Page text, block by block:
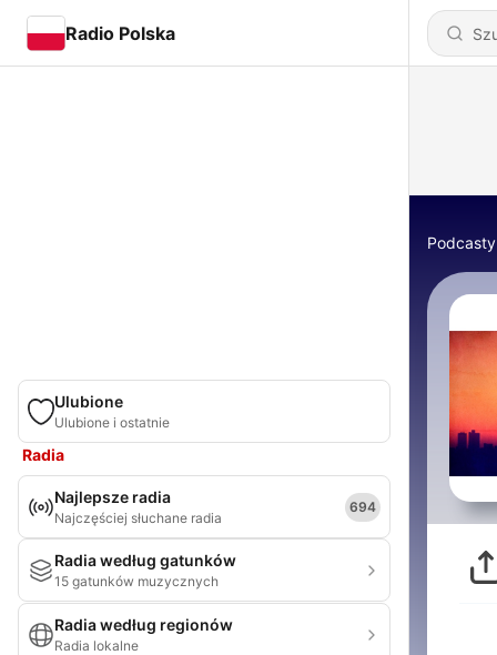
Radio Polska
Ulubione
Ulubione i ostatnie
Radia
Najlepsze radia
Najczęściej słuchane radia
694
Radia według gatunków
15 gatunków muzycznych
Radia według regionów
Radia lokalne
Podcasty